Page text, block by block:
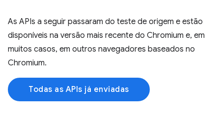
As APIs a seguir passaram do teste de origem e estão
disponíveis na versão mais recente do Chromium e, em
muitos casos, em outros navegadores baseados no
Chromium.
Todas as APIs já enviadas